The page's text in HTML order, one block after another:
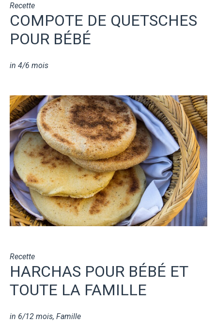
Recette
COMPOTE DE QUETSCHES
POUR BÉBÉ
in 4/6 mois
Recette
HARCHAS POUR BÉBÉ ET
TOUTE LA FAMILLE
in 6/12 mois, Famille